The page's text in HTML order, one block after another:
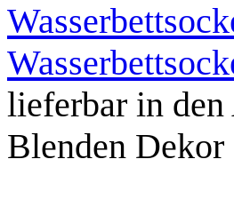
lieferbar in
Blenden Dekor